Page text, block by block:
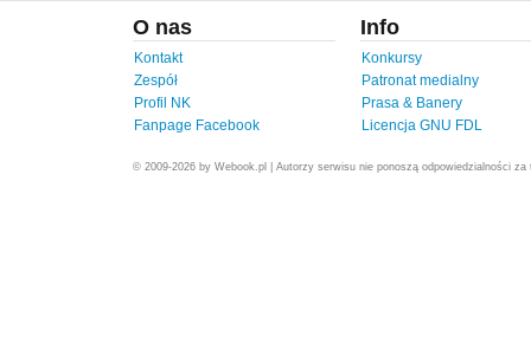
O nas
Kontakt
Zespół
Profil NK
Fanpage Facebook
Info
Konkursy
Patronat medialny
Prasa & Banery
Licencja GNU FDL
© 2009-2026 by Webook.pl | Autorzy serwisu nie ponoszą odpowiedzialności